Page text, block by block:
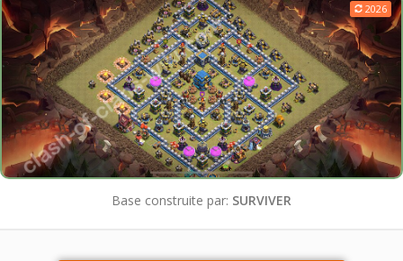
2026
Base construite par: SURVIVER